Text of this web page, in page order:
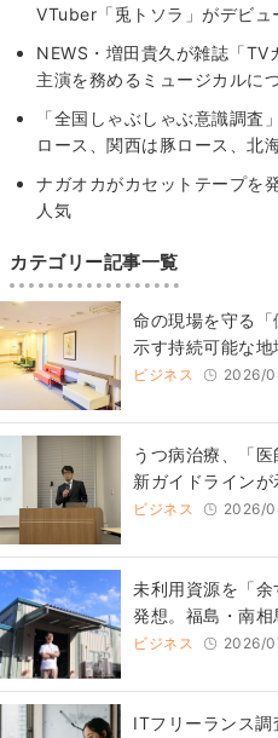
VTuber「兎トソラ」がデビュ
NEWS・増田貴久が雑誌「TV
主演を務めるミュージカルに
「全国しゃぶしゃぶ意識調
ロース、関西は豚ロース、北
ナガオカがカセットテープ
人気
カテゴリー記事一覧
命の現場を守る
示す持続可能な地
ビジネス 2026/
うつ病治療、「
新ガイドライン
ビジネス 2026/
未利用資源を「
発想。福島・南
ビジネス 2026/
ITフリーランス